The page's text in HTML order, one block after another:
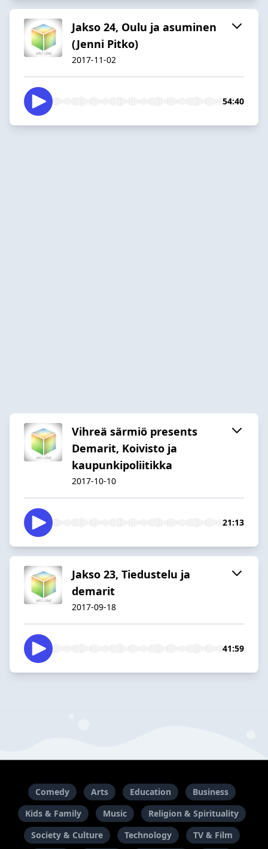
Jakso 24, Oulu ja asuminen
(Jenni Pitko)
2017-11-02
54:40
Vihreä särmiö presents
Demarit, Koivisto ja
kaupunkipoliitikka
2017-10-10
21:13
Jakso 23, Tiedustelu ja
demarit
2017-09-18
41:59
Comedy Arts Education
Business
Kids & Family
Music
Religion & Spirituality
Society & Culture
Technology TV & Film